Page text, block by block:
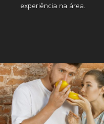
experiência na área.